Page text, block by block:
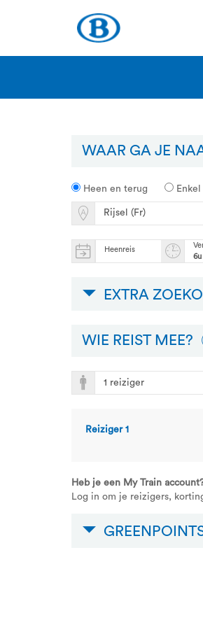
WAAR GA JE
Heen en terug Enkel
Heenreis
6u
EXTRA
WIE REIST MEE?
Reiziger 1
Heb je een My Train
Log in om je reizigers,